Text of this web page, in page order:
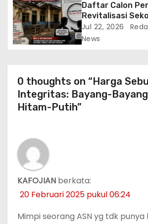
Daftar Calon
Revitalisasi
Inpres Barasa
Roboh Belum
Tahap Sosialisasi
Jul 22, 2026
News
0 thoughts on “Harga
Integritas: Bayang-
Hitam-Putih”
KAFOJIAN berkata:
20 Februari 2025 pukul 06:24
Mimpi seorang ASN yg tdk punya